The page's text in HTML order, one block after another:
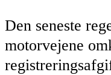
Den seneste
motorvejene